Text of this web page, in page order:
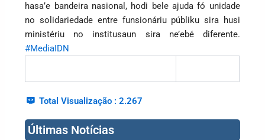
hasa’e bandeira nasional, hodi bele ajuda fó unidade
no solidariedade entre funsionáriu públiku sira husi
ministériu no institusaun sira ne’ebé diferente.
#MediaIDN
Total Visualização : 2.267
Últimas Notícias